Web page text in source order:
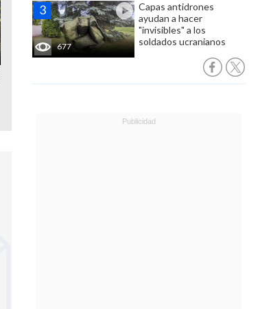
677
Capas antidrones
ayudan a hacer
"invisibles" a los
soldados ucranianos